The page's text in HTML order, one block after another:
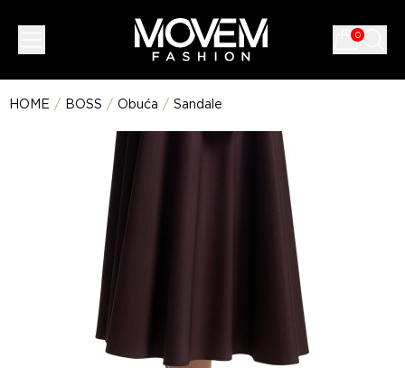
0
HOME / BOSS / Obuća / Sandale